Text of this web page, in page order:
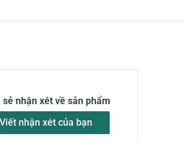
sẻ nhận xét về sản phẩm
Viết nhận xét của bạn